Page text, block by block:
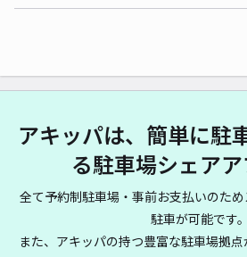
アキッパは、簡単に駐
る駐車場シェア
全て予約制駐車場・事前お支払いのた
駐車が可能です。
また、アキッパの持つ豊富な駐車場拠